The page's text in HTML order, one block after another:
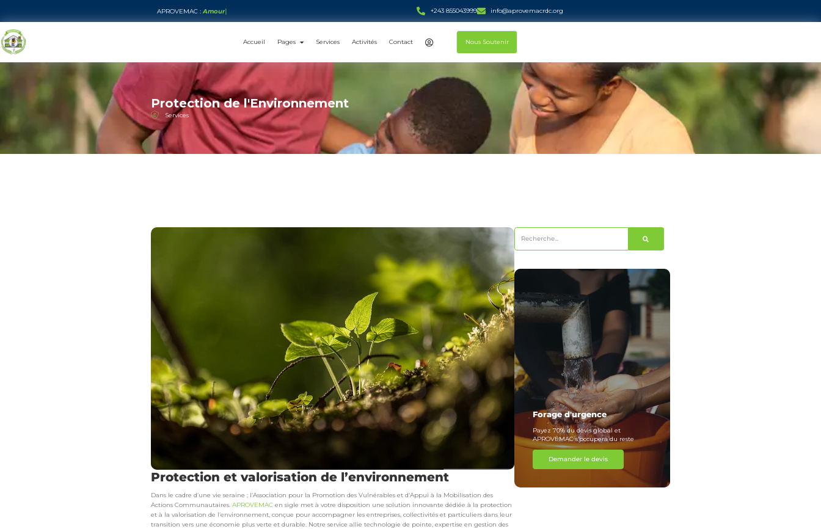
APROVEMAC : | +243 855043999 info@aprovemacrdc.org
Accueil Pages Services Activités Contact Connexion Nous Soutenir
Protection de l'Environnement
Services
Protection et valorisation de l’environnement
Dans le cadre d’une vie seraine ; l’Association pour la Promotion des Vulnérables et d’Appui à la Mobilisation des
Actions Communautaires. APROVEMAC en sigle met à votre disposition une solution innovante dédiée à la protection
et à la valorisation de l’environnement, conçue pour accompagner les entreprises, collectivités et particuliers dans leur
transition vers une économie plus verte et durable. Notre service allie technologie de pointe, expertise en gestion des
Forage d'urgence
Payez 70% du devis global et
APROVEMAC s'occupera du reste
Demander le devis